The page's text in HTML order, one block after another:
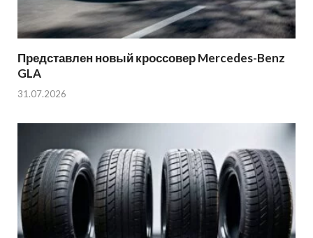
Представлен новый кроссовер Mercedes-Benz
GLA
31.07.2026